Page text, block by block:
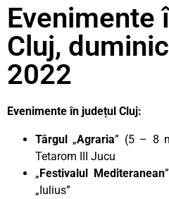
Evenimente
Cluj,
2022
Evenimente în județul Cluj:
Târgul „Agraria” (5 – 8
Tetarom III Jucu
„Festivalul Mediteranean
„Iulius”